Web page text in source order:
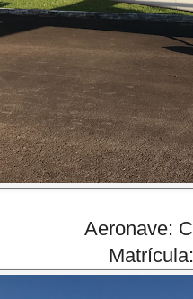
Aeronave: